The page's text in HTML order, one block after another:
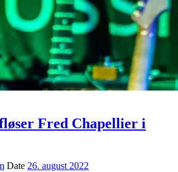
Fred Chapellier i
Date 26. august 2022